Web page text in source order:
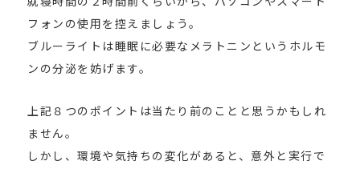
フォンの使用を控えましょう。
ブルーライトは睡眠に必要なメラトニンというホルモ
ンの分泌を妨げます。
上記８つのポイントは当たり前のことと思うかもしれ
ません。
しかし、環境や気持ちの変化があると、意外と実行で